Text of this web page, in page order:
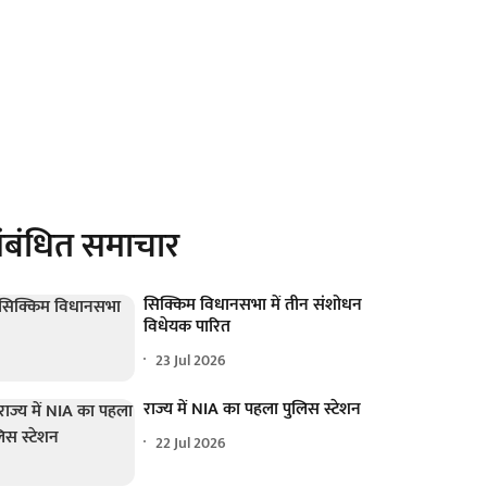
समाचार
सिक्किम विधानसभा में तीन संशोधन
विधेयक पारित
23 Jul 2026
राज्य में NIA का पहला पुलिस स्टेशन
22 Jul 2026